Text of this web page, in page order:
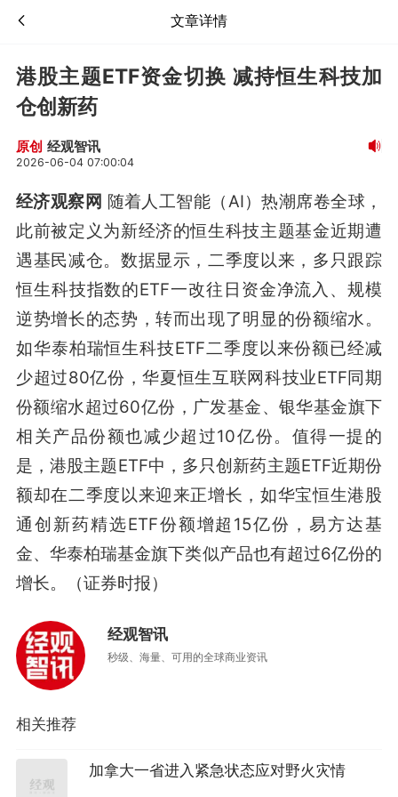
文章详情
港股主题ETF资金切换 减持恒生科技加
仓创新药
原创 经观智讯
2026-06-04 07:00:04
经济观察网 随着人工智能（AI）热潮席卷全球，
此前被定义为新经济的恒生科技主题基金近期遭
遇基民减仓。数据显示，二季度以来，多只跟踪
恒生科技指数的ETF一改往日资金净流入、规模
逆势增长的态势，转而出现了明显的份额缩水。
如华泰柏瑞恒生科技ETF二季度以来份额已经减
少超过80亿份，华夏恒生互联网科技业ETF同期
份额缩水超过60亿份，广发基金、银华基金旗下
相关产品份额也减少超过10亿份。值得一提的
是，港股主题ETF中，多只创新药主题ETF近期份
额却在二季度以来迎来正增长，如华宝恒生港股
通创新药精选ETF份额增超15亿份，易方达基
金、华泰柏瑞基金旗下类似产品也有超过6亿份的
增长。（证券时报）
经观智讯
秒级、海量、可用的全球商业资讯
相关推荐
加拿大一省进入紧急状态应对野火灾情